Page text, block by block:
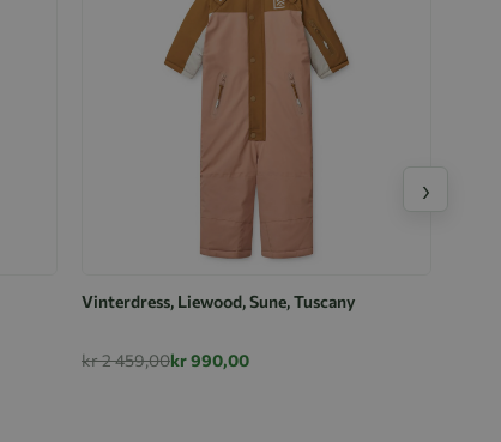
Vinterdress, Liewood, Sune, Tuscany
kr 2 459,00kr 990,00
›